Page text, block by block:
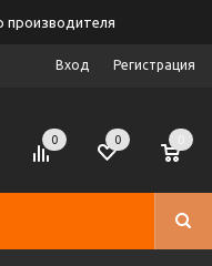
Вход Регистрация
0 0